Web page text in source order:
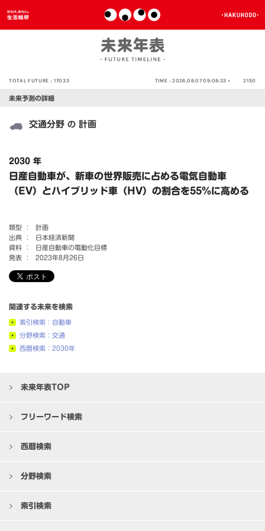
TOTAL FUTURE :17033 TIME :2026.08.07 09:08:33 > 2150
未来予測の詳細
交通分野 の 計画
2030 年
日産自動車が、新車の世界販売に占める電気自動車
（EV）とハイブリッド車（HV）の割合を55％に高める
類型 ：
計画
出典 ：
日本経済新聞
資料 ：
日産自動車の電動化目標
発表 ：
2023年8月26日
関連する未来を検索
索引検索：自動車
分野検索：交通
西暦検索：2030年
未来年表TOP
フリーワード検索
西暦検索
分野検索
索引検索